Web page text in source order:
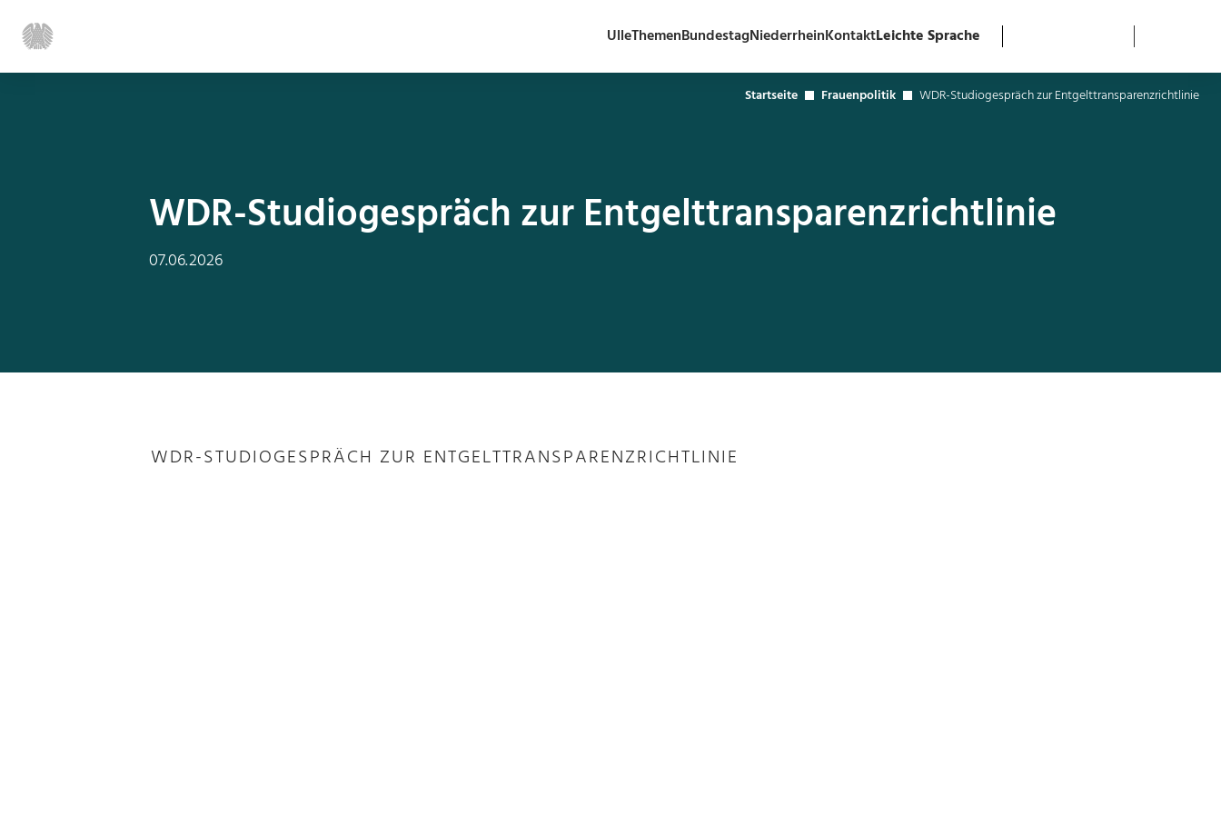
UlleThemenBundestagNiederrheinKontaktLeichte Sprache
Startseite Frauenpolitik WDR-Studiogespräch zur Entgelttransparenzrichtlinie
WDR-Studiogespräch zur Entgelttransparenzrichtlinie
07.06.2026
WDR-STUDIOGESPRÄCH ZUR ENTGELTTRANSPARENZRICHTLINIE